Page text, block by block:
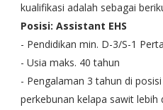
kualifikasi adalah sebagai
Posisi: Assistant EHS
- Pendidikan min. D-3/S-1
- Usia maks. 40 tahun
- Pengalaman 3 tahun di
perkebunan kelapa sawit lebih